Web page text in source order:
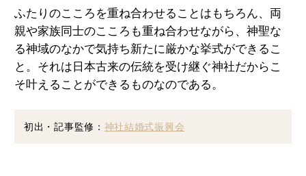
ふたりのこころを重ね合わせることはもちろん、両
親や家族同士のこころも重ね合わせながら、神聖な
る神域のなかで気持ち新たに厳かな挙式ができるこ
と。それは日本古来の伝統を受け継ぐ神社だからこ
そ叶えることができるものなのである。
初出・記事監修： 神社結婚式振興会